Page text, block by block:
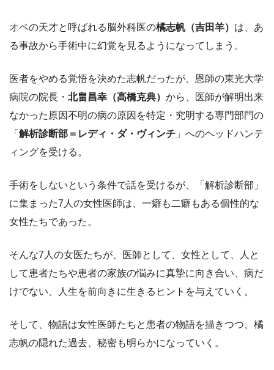
オペの天才と呼ばれる脳外科医の橘志帆（吉田羊） は、あ
る事故から手術中に幻覚を見るようになってしまう。
医者をやめる覚悟を決めた志帆だったが、恩師の東光大学
病院の院長・ 北畠昌幸（高橋克典） から、医師が解明出来
なかった原因不明の病の原因を特定・究明する専門部門の
「 解析診断部＝レディ・ダ・ヴィンチ 」へのヘッドハンテ
ィングを受ける。
手術をしないという条件で話を受けるが、「解析診断部」
に集まった7人の女性医師は、一癖も二癖もある個性的な
女性たちであった。
そんな7人の女医たちが、医師として、女性として、人と
して患者たちや患者の家族の悩みに真摯に向き合い、病だ
けでない、人生を前向きに生きるヒントを与えていく。
そして、物語は女性医師たちと患者の物語を描きつつ、橘
志帆の隠れた過去、秘密も明らかになっていく。